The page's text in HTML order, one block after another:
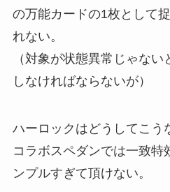
の万能カードの1枚として
れない。
（対象が状態異常じゃな
しなければならないが）
ハーロックはどうしてこう
コラボスペダンでは一致特
ンプルすぎて頂けない。